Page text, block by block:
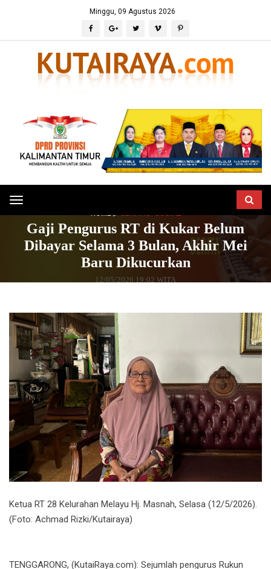
Minggu, 09 Agustus 2026
Toggle
navigation
Gaji Pengurus RT di Kukar Belum
Dibayar Selama 3 Bulan, Akhir Mei
Baru Dikucurkan
12/05/2026 19:02 WITA
Ketua RT 28 Kelurahan Melayu Hj. Masnah, Selasa (12/5/2026).
(Foto: Achmad Rizki/Kutairaya)
TENGGARONG, (KutaiRaya.com): Sejumlah pengurus Rukun